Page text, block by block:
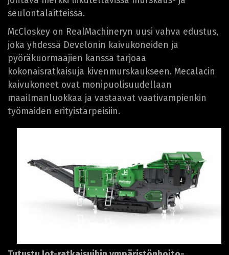
seulontalaitteissa.
McCloskey on RealMachineryn uusi vahva edustus,
joka yhdessä Develonin kaivukoneiden ja
pyöräkuormaajien kanssa tarjoaa
kokonaisratkaisuja kivenmurskaukseen. Mecalacin
kaivukoneet ovat monipuolisuudellaan
maailmanluokkaa ja vastaavat vaativampienkin
työmaiden erityistarpeisiin.